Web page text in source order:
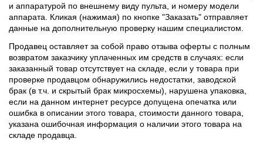
и аппаратурой по внешнему виду пульта, и номеру модели
аппарата. Кликая (нажимая) по кнопке "Заказать" отправляет
данные на дополнительную проверку нашим специалистом.
Продавец оставляет за собой право отзыва оферты с полным
возвратом заказчику уплаченных им средств в случаях: если
заказанный товар отсутствует на складе, если у товара при
проверке продавцом обнаружились недостатки, заводской
брак (в т.ч. и скрытый брак микросхемы), нарушена упаковка,
если на данном интернет ресурсе допущена опечатка или
ошибка в описании этого товара, стоимости данного товара,
указана ошибочная информация о наличии этого товара на
складе продавца.